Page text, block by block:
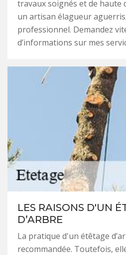
travaux soignés et de haute
un artisan élagueur
professionnel. Demandez
d’informations sur mes
LES RAISONS D'UN
D’ARBRE
La pratique d'un étêtage
recommandée. Toutefois,